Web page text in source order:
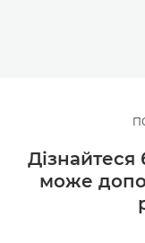
Дізнайтеся
може